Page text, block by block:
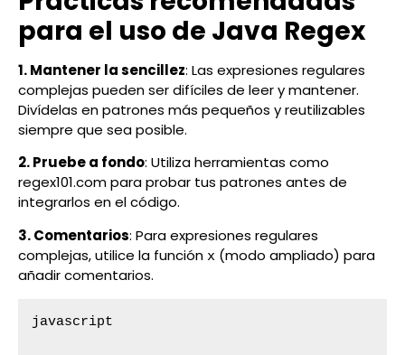
para el uso de Java Regex
1. Mantener la sencillez: Las expresiones regulares
complejas pueden ser difíciles de leer y mantener.
Divídelas en patrones más pequeños y reutilizables
siempre que sea posible.
2. Pruebe a fondo: Utiliza herramientas como
regex101.com para probar tus patrones antes de
integrarlos en el código.
3. Comentarios: Para expresiones regulares
complejas, utilice la función x (modo ampliado) para
añadir comentarios.
javascript